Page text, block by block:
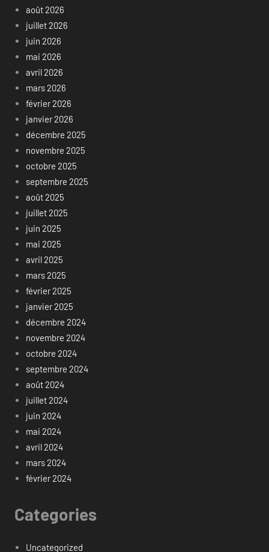
août 2026
juillet 2026
juin 2026
mai 2026
avril 2026
mars 2026
février 2026
janvier 2026
décembre 2025
novembre 2025
octobre 2025
septembre 2025
août 2025
juillet 2025
juin 2025
mai 2025
avril 2025
mars 2025
février 2025
janvier 2025
décembre 2024
novembre 2024
octobre 2024
septembre 2024
août 2024
juillet 2024
juin 2024
mai 2024
avril 2024
mars 2024
février 2024
Categories
Uncategorized